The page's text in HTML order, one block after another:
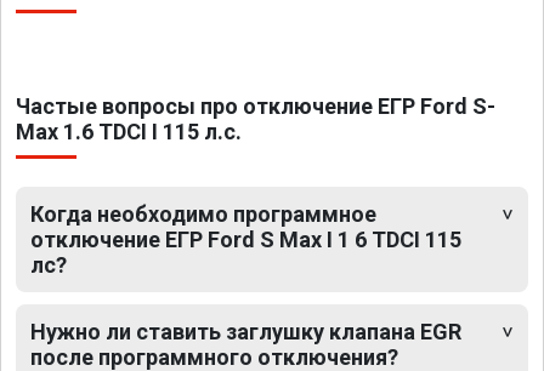
Частые вопросы про отключение ЕГР Ford S-
Max 1.6 TDCI I 115 л.с.
Когда необходимо программное
отключение ЕГР Ford S Max I 1 6 TDCI 115
лс?
Нужно ли ставить заглушку клапана EGR
после программного отключения?